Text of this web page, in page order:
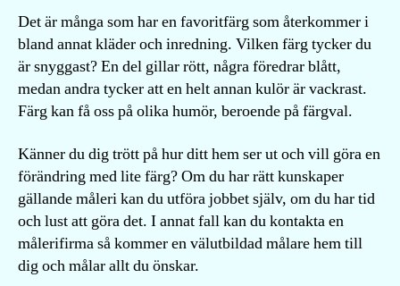
Det är många som har en favoritfärg som återkommer i
bland annat kläder och inredning. Vilken färg tycker du
är snyggast? En del gillar rött, några föredrar blått,
medan andra tycker att en helt annan kulör är vackrast.
Färg kan få oss på olika humör, beroende på färgval.
Känner du dig trött på hur ditt hem ser ut och vill göra en
förändring med lite färg? Om du har rätt kunskaper
gällande måleri kan du utföra jobbet själv, om du har tid
och lust att göra det. I annat fall kan du kontakta en
målerifirma så kommer en välutbildad målare hem till
dig och målar allt du önskar.